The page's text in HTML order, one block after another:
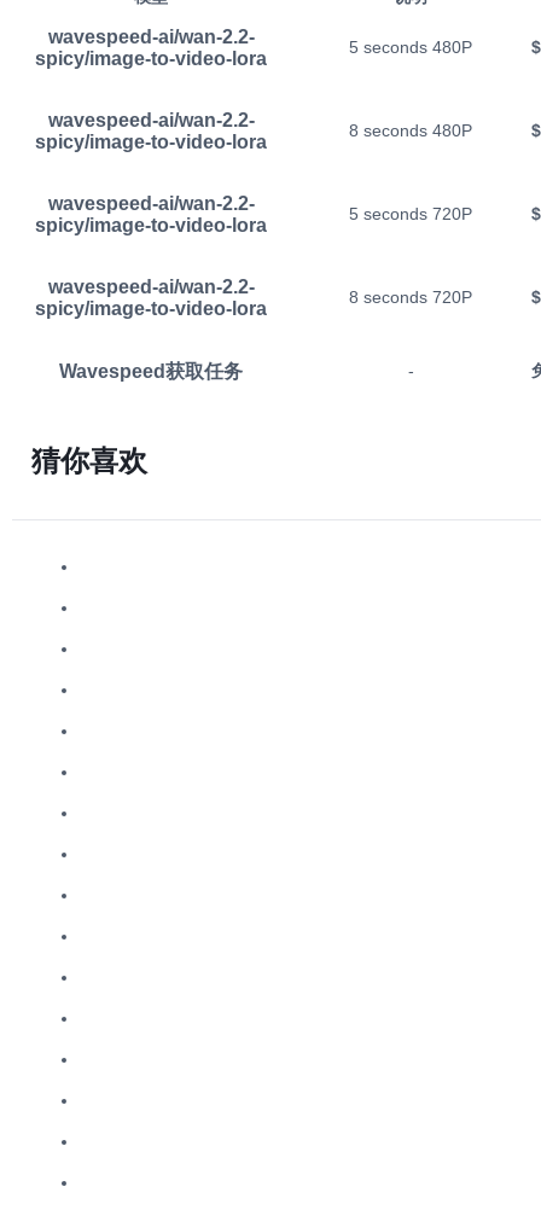
wavespeed-ai/wan-2.2-
spicy/image-to-video-lora
5 seconds 480P
wavespeed-ai/wan-2.2-
spicy/image-to-video-lora
8 seconds 480P
wavespeed-ai/wan-2.2-
spicy/image-to-video-lora
5 seconds 720P
wavespeed-ai/wan-2.2-
spicy/image-to-video-lora
8 seconds 720P
Wavespeed获取任务 -
猜你喜欢